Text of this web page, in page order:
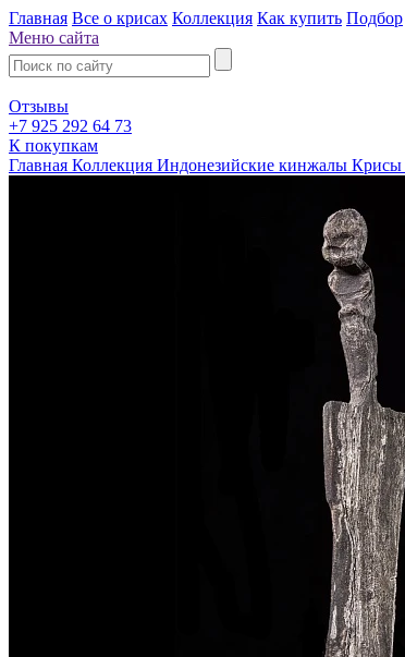
Главная Все о крисах Коллекция Как купить Подбор
Меню сайта
Отзывы
+7 925 292 64 73
К покупкам
Главная Коллекция Индонезийские кинжалы Крисы